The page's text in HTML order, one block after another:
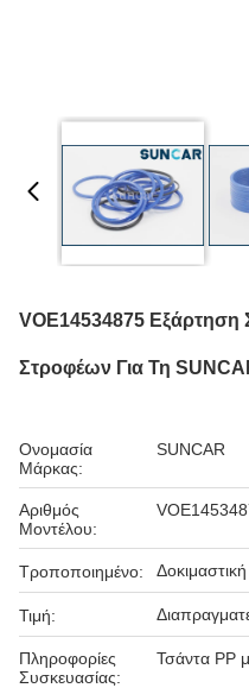
VOE14534875
Στροφέων Για Τη
Ονομασία
Μάρκας:
SUNCAR
Αριθμός
Μοντέλου:
Τροποποιημένο:
Τιμή:
Πληροφορίες
Συσκευασίας:
Τσάντα PP